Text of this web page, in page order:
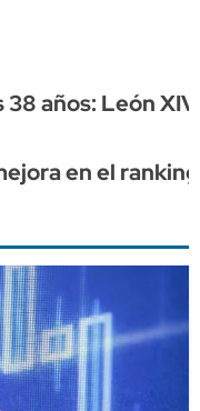
años: León
en el